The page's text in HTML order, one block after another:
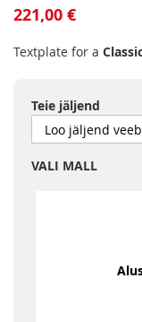
to
the
of
gallery
221,00 €
Textplate for a
Teie jäljend
VALI MALL